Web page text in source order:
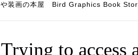
や装画の本屋 Bird Graphics Book
to access